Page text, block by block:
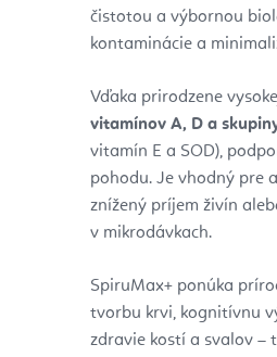
čistotou a výbornou
kontaminácie a
Vďaka prirodzene
vitamínov A, D a
vitamín E a SOD),
pohodu. Je vhodný pre
znížený príjem živín
v mikrodávkach.
SpiruMax+ ponúka
tvorbu krvi, kognitívnu
zdravie kostí a svalov –